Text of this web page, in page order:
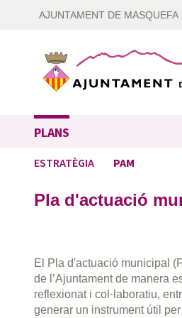
AJUNTAMENT DE MASQUEFA
PLANS
ESTRATÈGIA PAM
Pla d'actuació
El Pla d'actuació municipal
de l’Ajuntament de manera
reflexionat i col·laboratiu,
generar un instrument útil